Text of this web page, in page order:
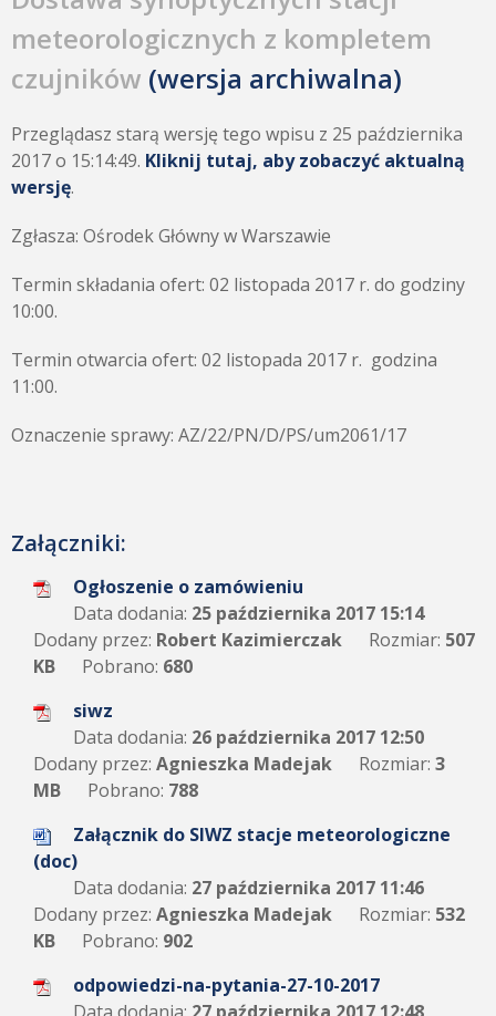
meteorologicznych z kompletem
czujników (wersja archiwalna)
Przeglądasz starą wersję tego wpisu z 25 października
2017 o 15:14:49. Kliknij tutaj, aby zobaczyć aktualną
wersję.
Zgłasza: Ośrodek Główny w Warszawie
Termin składania ofert: 02 listopada 2017 r. do godziny
10:00.
Termin otwarcia ofert: 02 listopada 2017 r. godzina
11:00.
Oznaczenie sprawy: AZ/22/PN/D/PS/um2061/17
Załączniki:
Ogłoszenie o zamówieniu
Data dodania: 25 października 2017 15:14
Dodany przez: Robert Kazimierczak Rozmiar: 507
KB
Pobrano: 680
siwz
Data dodania: 26 października 2017 12:50
Dodany przez: Agnieszka Madejak Rozmiar: 3
MB
Pobrano: 788
Załącznik do SIWZ stacje meteorologiczne
(doc)
Data dodania: 27 października 2017 11:46
Dodany przez: Agnieszka Madejak Rozmiar: 532
KB
Pobrano: 902
odpowiedzi-na-pytania-27-10-2017